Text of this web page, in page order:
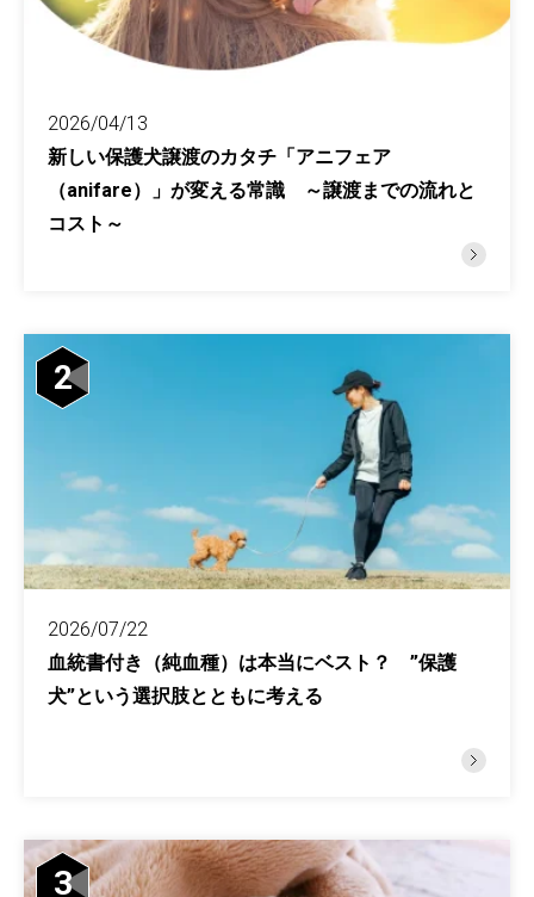
2026/04/13
新しい保護犬譲渡のカタチ「アニフェア
（anifare）」が変える常識 ～譲渡までの流れと
コスト～
2
2026/07/22
血統書付き（純血種）は本当にベスト？ ”保護
犬”という選択肢とともに考える
3